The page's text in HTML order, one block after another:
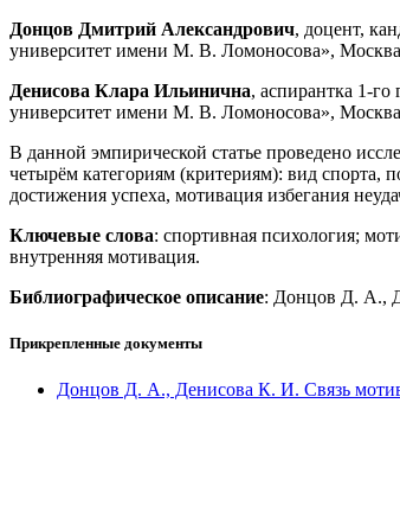
Донцов Дмитрий Александрович, доцент,
университет имени М. В. Ломоносова»,
Денисова Клара Ильинична, аспирантка 1-
университет имени М. В. Ломоносова»,
В данной эмпирической статье проведено
четырём категориям (критериям): вид спорта,
достижения успеха, мотивация избегания
Ключевые слова: спортивная психология;
внутренняя мотивация.
Библиографическое описание: Донцов Д. А.,
Прикрепленные документы
Донцов Д. А., Денисова К. И. Связь